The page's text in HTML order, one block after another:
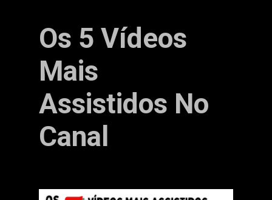
Os 5 Vídeos
Mais
Assistidos No
Canal